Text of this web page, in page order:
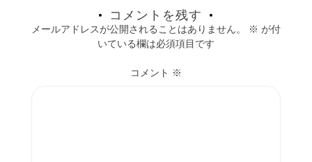
コメントを残す
メールアドレスが公開されることはありません。 ※ が付
いている欄は必須項目です
コメント ※